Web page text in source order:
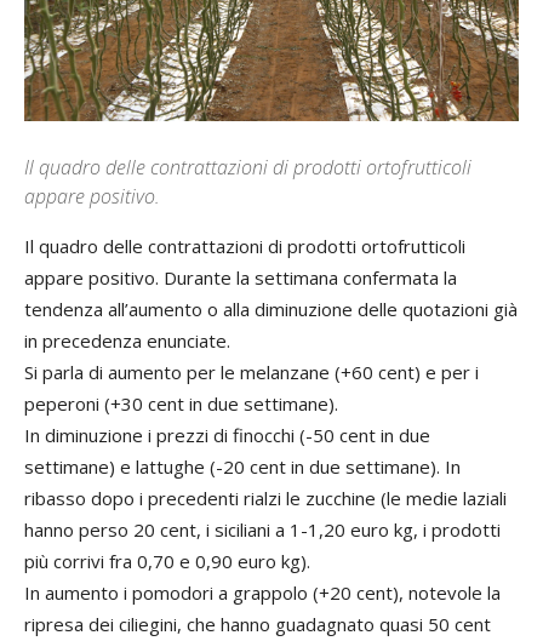
Il quadro delle contrattazioni di prodotti ortofrutticoli
appare positivo.
Il quadro delle contrattazioni di prodotti ortofrutticoli
appare positivo. Durante la settimana confermata la
tendenza all’aumento o alla diminuzione delle quotazioni già
in precedenza enunciate.
Si parla di aumento per le melanzane (+60 cent) e per i
peperoni (+30 cent in due settimane).
In diminuzione i prezzi di finocchi (-50 cent in due
settimane) e lattughe (-20 cent in due settimane). In
ribasso dopo i precedenti rialzi le zucchine (le medie laziali
hanno perso 20 cent, i siciliani a 1-1,20 euro kg, i prodotti
più corrivi fra 0,70 e 0,90 euro kg).
In aumento i pomodori a grappolo (+20 cent), notevole la
ripresa dei ciliegini, che hanno guadagnato quasi 50 cent